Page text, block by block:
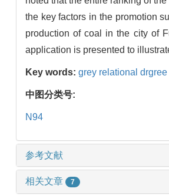
the key factors in the promotion
production of coal in the city of
application is presented to
Key words: grey relational
中图分类号:
N94
参考文献
相关文章 7